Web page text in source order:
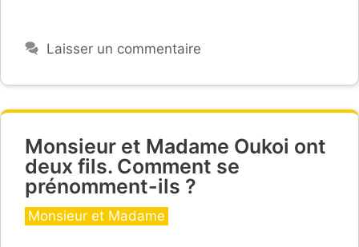
Laisser un commentaire
Monsieur et Madame Oukoi ont
deux fils. Comment se
prénomment-ils ?
Catégories
Monsieur et Madame